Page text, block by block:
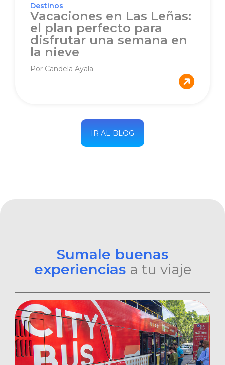
Destinos
Vacaciones en Las Leñas:
el plan perfecto para
disfrutar una semana en
la nieve
Por Candela Ayala
IR AL BLOG
Sumale buenas
experiencias a tu viaje